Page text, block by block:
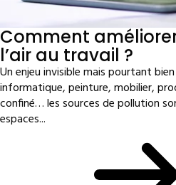
Comment
l’air au travail ?
Un enjeu invisible mais pourtant
informatique, peinture, mobilier,
confiné… les sources de pollution
espaces...